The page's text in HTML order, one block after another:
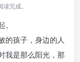
完成。
的孩子，身边的人
我是那么阳光，那